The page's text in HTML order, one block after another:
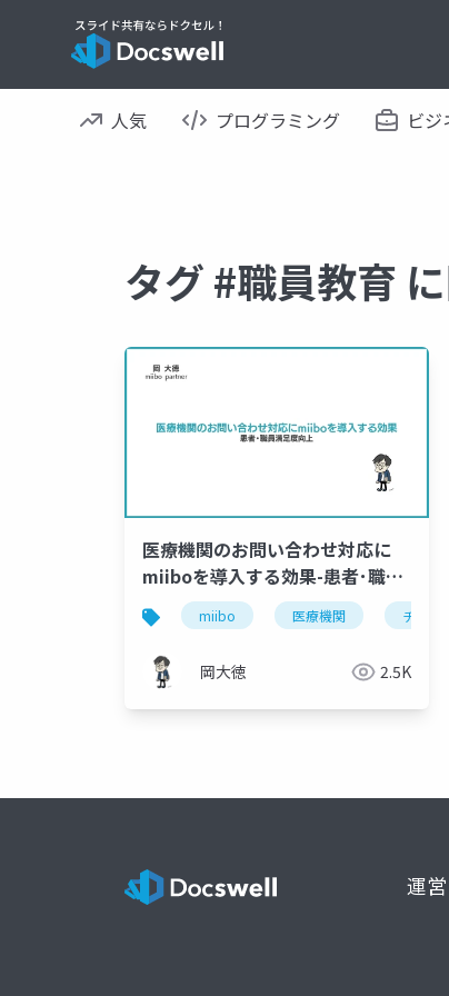
人気 プログラミング ビジ
タグ #職員教育
医療機関のお問い合わせ対応に
miiboを導入する効果-患者･職員
満足度向上
miibo 医療機関 チャッ
岡大徳 2.5K
運